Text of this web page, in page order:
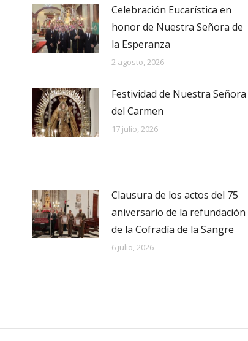
Celebración Eucarística en
honor de Nuestra Señora de
la Esperanza
2 agosto, 2026
Festividad de Nuestra Señora
del Carmen
17 julio, 2026
Clausura de los actos del 75
aniversario de la refundación
de la Cofradía de la Sangre
6 julio, 2026